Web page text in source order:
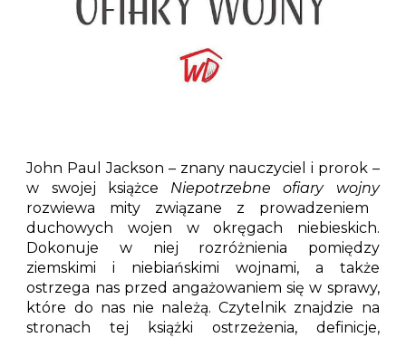
John Paul Jackson – znany nauczyciel i prorok –
w swojej książce Niepotrzebne ofiary wojny
rozwiewa mity związane z prowadzeniem
duchowych wojen w okręgach niebieskich.
Dokonuje w niej rozróżnienia pomiędzy
ziemskimi i niebiańskimi wojnami, a także
ostrzega nas przed angażowaniem się w sprawy,
które do nas nie należą. Czytelnik znajdzie na
stronach tej książki ostrzeżenia, definicje,